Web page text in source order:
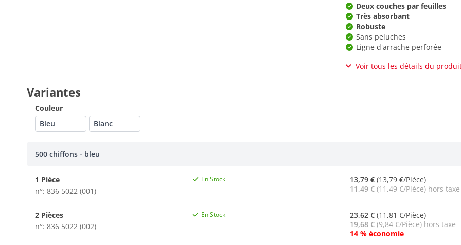
Deux couches par feuilles
Très absorbant
Robuste
Sans peluches
Ligne d'arrache perforée
Voir tous les détails du
Variantes
Couleur
Bleu
Blanc
500 chiffons - bleu
1 Pièce
n°: 836 5022 (001)
En Stock 13,79 € (13,79 €/Pièce)
11,49 € (11,49 €/Pièce) hors taxe
2 Pièces
n°: 836 5022 (002)
En Stock 23,62 € (11,81 €/Pièce)
19,68 € (9,84 €/Pièce) hors taxe
14 % économie